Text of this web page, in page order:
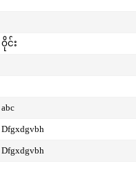
ဝိုင်း
abc
Dfgxdgvbh
Dfgxdgvbh